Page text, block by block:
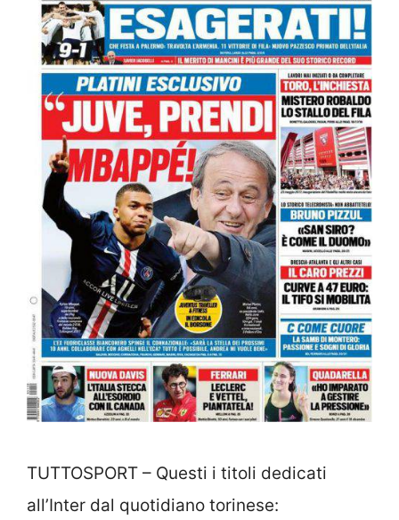
TUTTOSPORT – Questi i titoli dedicati
all’Inter dal quotidiano torinese: